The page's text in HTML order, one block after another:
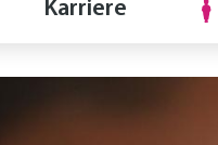
Karriere